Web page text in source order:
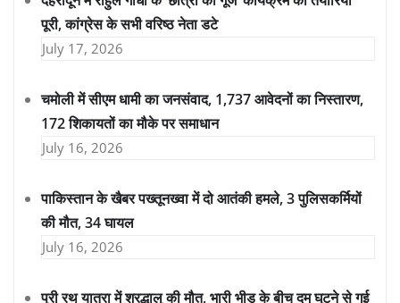
पूरी, कांग्रेस के सभी वरिष्ठ नेता डटे
July 17, 2026
चमोली में सीएम धामी का जनसंवाद, 1,737 आवेदनों का निस्तारण,
172 शिकायतों का मौके पर समाधान
July 16, 2026
पाकिस्तान के खैबर पख्तूनख्वा में दो आतंकी हमले, 3 पुलिसकर्मियों
की मौत, 34 घायल
July 16, 2026
पुरी रथ यात्रा में श्रद्धालु की मौत, भारी भीड़ के बीच दम घुटने से गई